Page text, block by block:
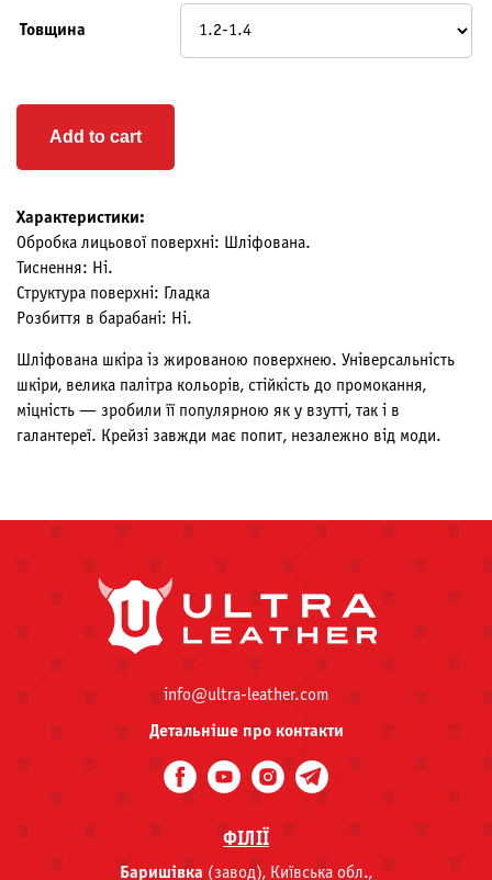
Товщина
Add to cart
Характеристики:
Обробка лицьової поверхні: Шліфована.
Тиснення: Ні.
Структура поверхні: Гладка
Розбиття в барабані: Ні.
Шліфована шкіра із жированою поверхнею. Універсальність
шкіри, велика палітра кольорів, стійкість до промокання,
міцність — зробили її популярною як у взутті, так і в
галантереї. Крейзі завжди має попит, незалежно від моди.
info@ultra-leather.com
Детальніше про контакти
ФІЛІЇ
Баришівка (завод), Київська обл.,